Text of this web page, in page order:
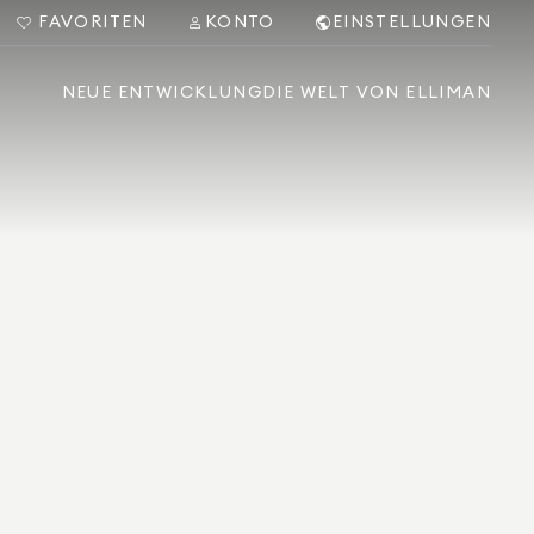
FAVORITEN KONTO EINSTELLUNGEN
NEUE ENTWICKLUNG DIE WELT VON ELLIMAN